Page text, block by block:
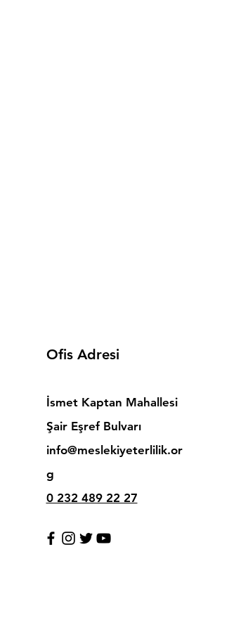
Ofis Adresi
İsmet Kaptan Mahallesi
Şair Eşref Bulvarı
info@meslekiyeterlilik.or
g
0 232 489 22 27